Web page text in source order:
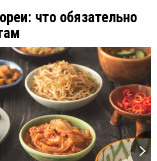
что обязательно